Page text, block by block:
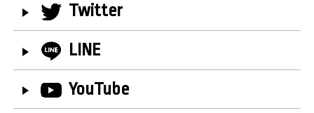
Twitter
LINE
YouTube